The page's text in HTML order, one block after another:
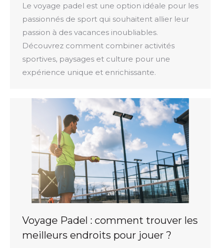
Le voyage padel est une option idéale pour les
passionnés de sport qui souhaitent allier leur
passion à des vacances inoubliables.
Découvrez comment combiner activités
sportives, paysages et culture pour une
expérience unique et enrichissante.
Voyage Padel : comment trouver les
meilleurs endroits pour jouer ?